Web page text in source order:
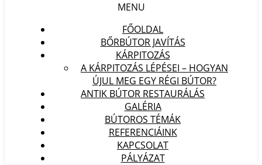
MENU
FŐOLDAL
BŐRBÚTOR JAVÍTÁS
KÁRPITOZÁS
A KÁRPITOZÁS LÉPÉSEI – HOGYAN
ÚJUL MEG EGY RÉGI BÚTOR?
ANTIK BÚTOR RESTAURÁLÁS
GALÉRIA
BÚTOROS TÉMÁK
REFERENCIÁINK
KAPCSOLAT
PÁLYÁZAT